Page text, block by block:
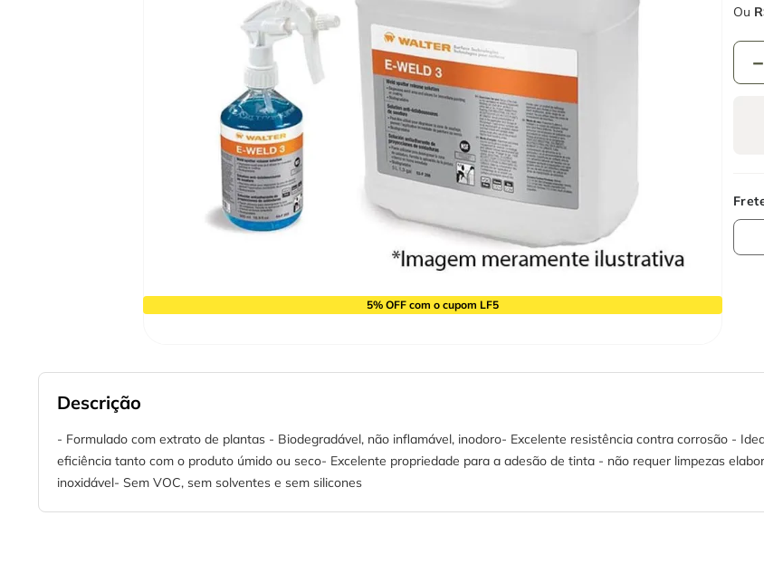
5% OFF com o cupom LF5
Ou
－
Descrição
- Formulado com extrato de plantas - Biodegradável, não inflamável, inodoro- Excelente resistência contra corrosão -
eficiência tanto com o produto úmido ou seco- Excelente propriedade para a adesão de tinta - não requer limpezas
inoxidável- Sem VOC, sem solventes e sem silicones